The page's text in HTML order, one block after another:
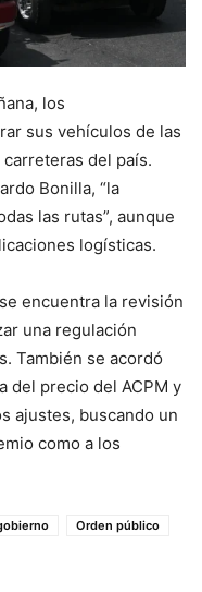
los
sus vehículos de las
del país.
Bonilla, “la
las rutas”, aunque
logísticas.
encuentra la revisión
una regulación
También se acordó
del precio del ACPM y
ajustes, buscando un
como a los
Orden público